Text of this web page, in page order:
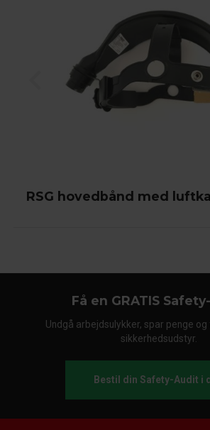
RSG hovedbånd med
Få en GRATIS
Undgå arbejdsulykker, spar penge og
sikkerhedsudstyr.
Bestil din Safety-Audit i